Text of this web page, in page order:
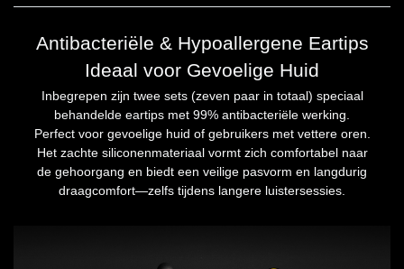
Antibacteriële & Hypoallergene Eartips
Ideaal voor Gevoelige Huid
Inbegrepen zijn twee sets (zeven paar in totaal) speciaal
behandelde eartips met 99% antibacteriële werking.
Perfect voor gevoelige huid of gebruikers met vettere oren.
Het zachte siliconenmateriaal vormt zich comfortabel naar
de gehoorgang en biedt een veilige pasvorm en langdurig
draagcomfort—zelfs tijdens langere luistersessies.